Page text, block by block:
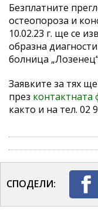
Безплатните
остеопороза и
10.02.23 г. ще се
образна
болница
Заявките за тях
през контактната
както и на тел. 02
СПОДЕЛИ: